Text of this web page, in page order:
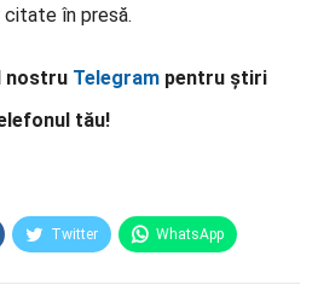
în presă.
nostru Telegram pentru știri
tău!
Twitter WhatsApp